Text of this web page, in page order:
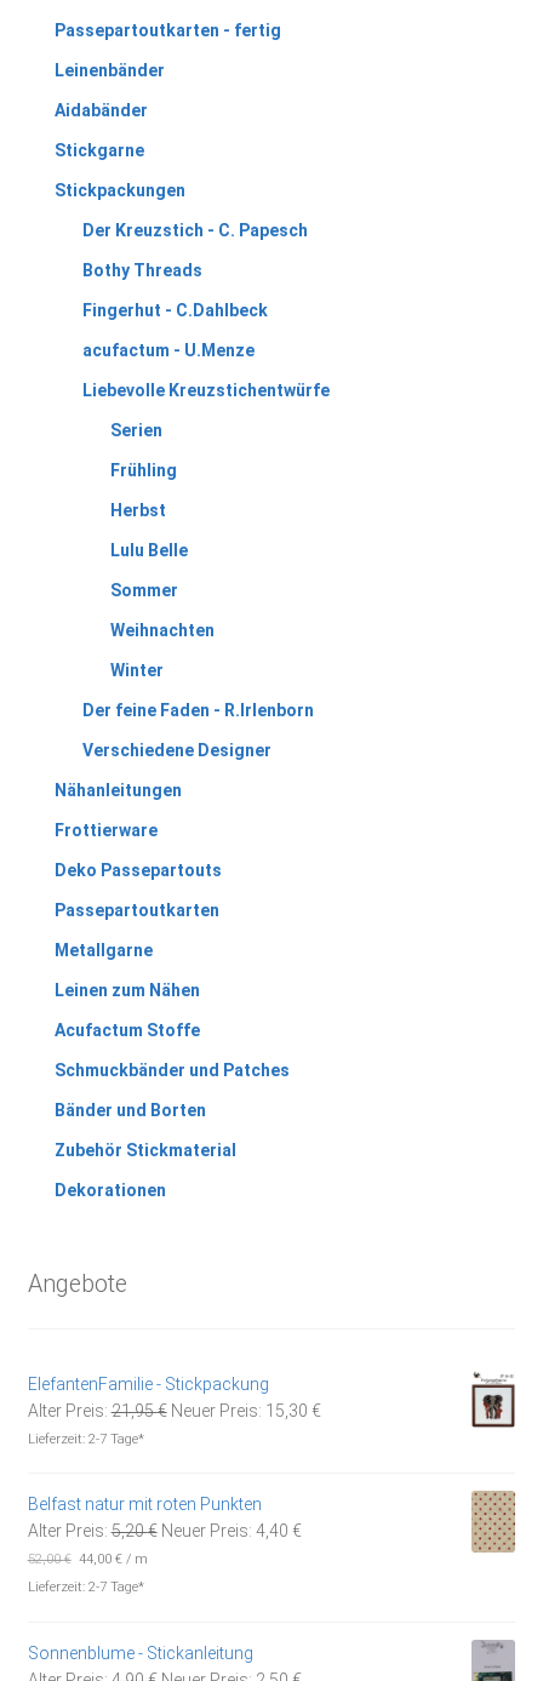
Passepartoutkarten - fertig
Leinenbänder
Aidabänder
Stickgarne
Stickpackungen
Der Kreuzstich - C. Papesch
Bothy Threads
Fingerhut - C.Dahlbeck
acufactum - U.Menze
Liebevolle Kreuzstichentwürfe
Serien
Frühling
Herbst
Lulu Belle
Sommer
Weihnachten
Winter
Der feine Faden - R.Irlenborn
Verschiedene Designer
Nähanleitungen
Frottierware
Deko Passepartouts
Passepartoutkarten
Metallgarne
Leinen zum Nähen
Acufactum Stoffe
Schmuckbänder und Patches
Bänder und Borten
Zubehör Stickmaterial
Dekorationen
Angebote
ElefantenFamilie - Stickpackung
Alter Preis: 21,95€ Ursprünglicher
Neuer Preis: 15,30 €Aktueller
Lieferzeit: 2-7 Tage*
Belfast natur mit roten Punkten
Alter Preis: 5,20€ Ursprünglicher
Neuer Preis: 4,40 €Aktueller
52,00€ 44,00€ / m
Lieferzeit: 2-7 Tage*
Sonnenblume - Stickanleitung